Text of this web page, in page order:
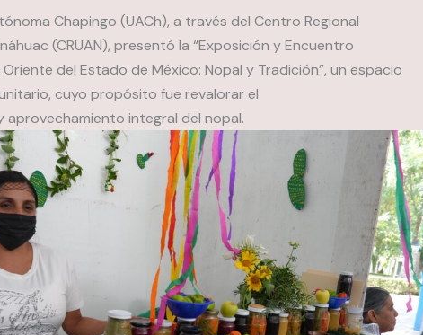
Chapingo (UACh), a través del Centro Regional
(CRUAN), presentó la “Exposición y Encuentro
del Estado de México: Nopal y Tradición”, un espacio
cuyo propósito fue revalorar el
aprovechamiento integral del nopal.